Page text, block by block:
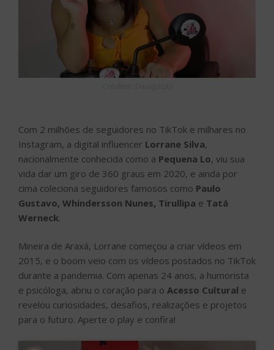
Com 2 milhões de seguidores no TikTok e milhares no
Instagram, a digital influencer Lorrane Silva,
nacionalmente conhecida como a Pequena Lo, viu sua
vida dar um giro de 360 graus em 2020, e ainda por
cima coleciona seguidores famosos como Paulo
Gustavo, Whindersson Nunes, Tirullipa e Tatá
Werneck.
Mineira de Araxá, Lorrane começou a criar vídeos em
2015, e o boom veio com os vídeos postados no TikTok
durante a pandemia. Com apenas 24 anos, a humorista
e psicóloga, abriu o coração para o Acesso Cultural e
revelou curiosidades, desafios, realizações e projetos
para o futuro. Aperte o play e confira!